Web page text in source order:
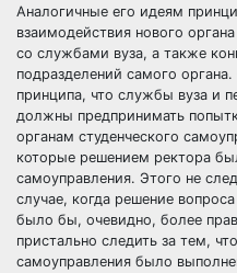
Аналогичные его идеям
взаимодействия нового
со службами вуза, а также
подразделений самого
принципа, что службы вуза и
должны предпринимать
органам студенческого
которые решением ректора
самоуправления. Этого не
случае, когда решение
было бы, очевидно, более
пристально следить за тем,
самоуправления было